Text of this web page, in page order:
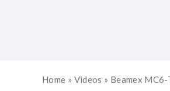
Home » Videos » Beamex